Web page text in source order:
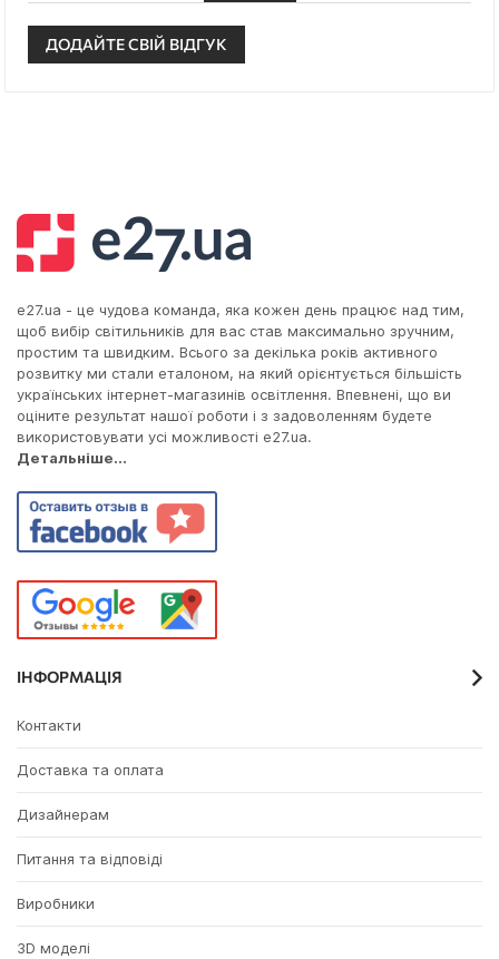
ДОДАЙТЕ СВІЙ ВІДГУК
e27.ua - це чудова команда, яка кожен день працює над тим,
щоб вибір світильників для вас став максимально зручним,
простим та швидким. Всього за декілька років активного
розвитку ми стали еталоном, на який орієнтується більшість
українських інтернет-магазинів освітлення. Впевнені, що ви
оціните результат нашої роботи і з задоволенням будете
використовувати усі можливості e27.ua.
Детальніше...
ІНФОРМАЦІЯ
Контакти
Доставка та оплата
Дизайнерам
Питання та відповіді
Виробники
3D моделі